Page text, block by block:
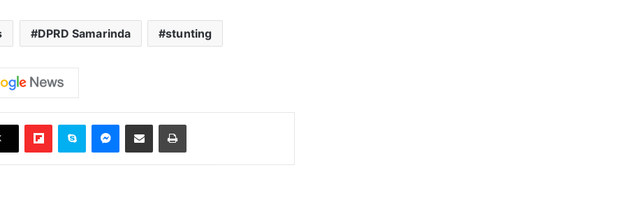
DPRD Samarinda stunting
FlipboardSkype Messenger
Bagikan melalui Email Cetak